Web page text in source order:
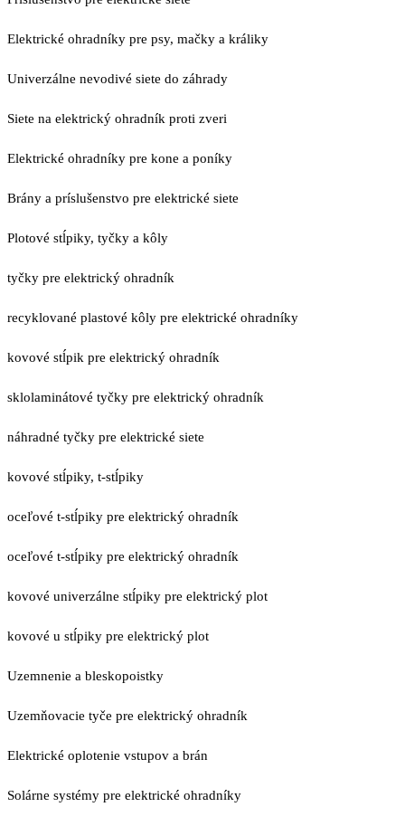
Elektrické ohradníky pre psy, mačky a králiky
Univerzálne nevodivé siete do záhrady
Siete na elektrický ohradník proti zveri
Elektrické ohradníky pre kone a poníky
Brány a príslušenstvo pre elektrické siete
Plotové stĺpiky, tyčky a kôly
tyčky pre elektrický ohradník
recyklované plastové kôly pre elektrické ohradníky
kovové stĺpik pre elektrický ohradník
sklolaminátové tyčky pre elektrický ohradník
náhradné tyčky pre elektrické siete
kovové stĺpiky, t-stĺpiky
oceľové t-stĺpiky pre elektrický ohradník
oceľové t-stĺpiky pre elektrický ohradník
kovové univerzálne stĺpiky pre elektrický plot
kovové u stĺpiky pre elektrický plot
Uzemnenie a bleskopoistky
Uzemňovacie tyče pre elektrický ohradník
Elektrické oplotenie vstupov a brán
Solárne systémy pre elektrické ohradníky